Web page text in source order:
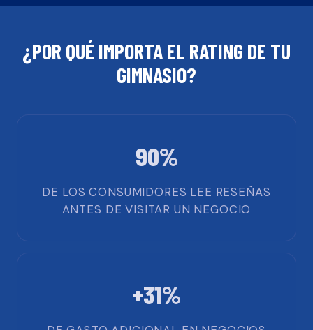
¿POR QUÉ IMPORTA EL RATING DE TU
GIMNASIO?
90%
DE LOS CONSUMIDORES LEE RESEÑAS
ANTES DE VISITAR UN NEGOCIO
+31%